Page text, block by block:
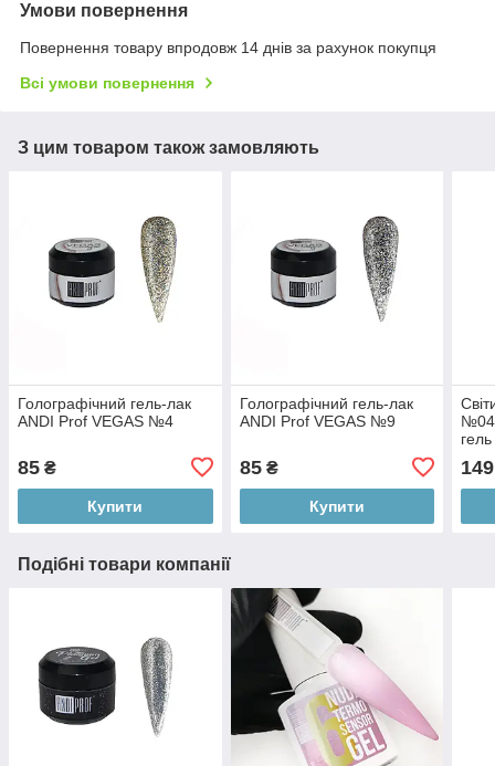
Умови повернення
Повернення товару впродовж 14 днів за рахунок покупця
Всі умови повернення
З цим товаром також замовляють
Голографічний гель-лак
ANDI Prof VEGAS №4
85 ₴
Купити
Голографічний гель-лак
ANDI Prof VEGAS №9
85₴
Купити
149
Подібні товари компанії